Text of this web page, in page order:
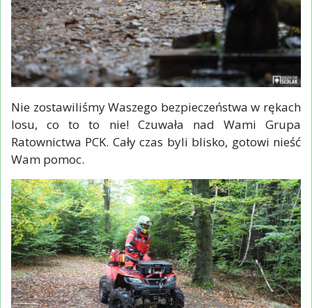
Nie zostawiliśmy Waszego bezpieczeństwa w rękach
losu, co to to nie! Czuwała nad Wami Grupa
Ratownictwa PCK. Cały czas byli blisko, gotowi nieść
Wam pomoc.